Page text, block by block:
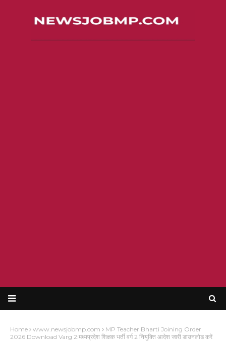
Home www.newsjobmp.com
MP Teacher Bharti Joining Order
2026 Download Varg 2:मध्यप्रदेश शिक्षक भर्ती वर्ग 2 नियुक्ति आदेश जारी डाउनलोड करें